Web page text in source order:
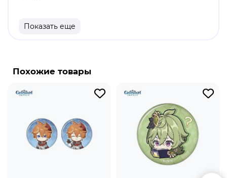
Gundam - один из самых продолжительных
студией Sunrise, а также включающий в себя
карточками" франчайза являются научно-
фантастические миры, тематика войны и
"мобильное оружие" - огромные боевые роботы
всевозможных моделей, в честь первого из
которых он и назван.
Показать еще
Похожие товары